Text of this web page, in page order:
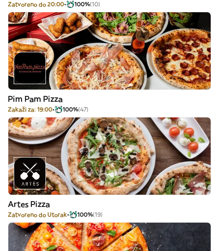
Zatvoreno do 20:00 100%(10)
Pim Pam Pizza
Zakaži za: 19:00 100%(47)
Artes Pizza
Zatvoreno do Utorak 100%(19)